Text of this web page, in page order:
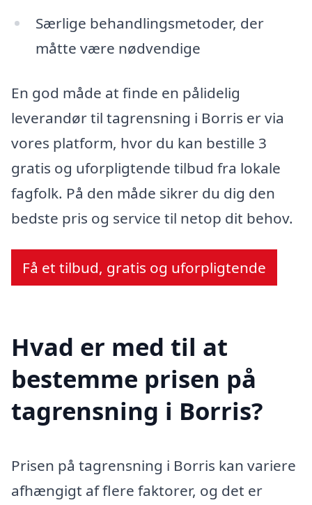
Særlige behandlingsmetoder, der
måtte være nødvendige
En god måde at finde en pålidelig
leverandør til tagrensning i Borris er via
vores platform, hvor du kan bestille 3
gratis og uforpligtende tilbud fra lokale
fagfolk. På den måde sikrer du dig den
bedste pris og service til netop dit behov.
Få et tilbud, gratis og uforpligtende
Hvad er med til at
bestemme prisen på
tagrensning i Borris?
Prisen på tagrensning i Borris kan variere
afhængigt af flere faktorer, og det er